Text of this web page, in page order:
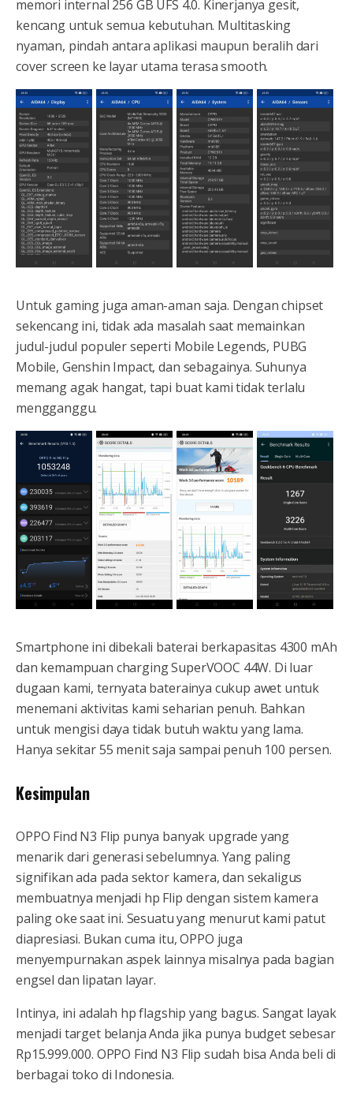
memori internal 256 GB UFS 4.0. Kinerjanya gesit,
kencang untuk semua kebutuhan. Multitasking
nyaman, pindah antara aplikasi maupun beralih dari
cover screen ke layar utama terasa smooth.
Untuk gaming juga aman-aman saja. Dengan chipset
sekencang ini, tidak ada masalah saat memainkan
judul-judul populer seperti Mobile Legends, PUBG
Mobile, Genshin Impact, dan sebagainya. Suhunya
memang agak hangat, tapi buat kami tidak terlalu
mengganggu.
Smartphone ini dibekali baterai berkapasitas 4300 mAh
dan kemampuan charging SuperVOOC 44W. Di luar
dugaan kami, ternyata baterainya cukup awet untuk
menemani aktivitas kami seharian penuh. Bahkan
untuk mengisi daya tidak butuh waktu yang lama.
Hanya sekitar 55 menit saja sampai penuh 100 persen.
Kesimpulan
OPPO Find N3 Flip punya banyak upgrade yang
menarik dari generasi sebelumnya. Yang paling
signifikan ada pada sektor kamera, dan sekaligus
membuatnya menjadi hp Flip dengan sistem kamera
paling oke saat ini. Sesuatu yang menurut kami patut
diapresiasi. Bukan cuma itu, OPPO juga
menyempurnakan aspek lainnya misalnya pada bagian
engsel dan lipatan layar.
Intinya, ini adalah hp flagship yang bagus. Sangat layak
menjadi target belanja Anda jika punya budget sebesar
Rp15.999.000. OPPO Find N3 Flip sudah bisa Anda beli di
berbagai toko di Indonesia.